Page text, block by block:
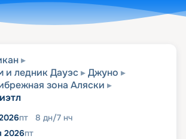
и ледник Дауэс
Джуно
зона Аляски
пт 8 дн/7 нч
2026пт